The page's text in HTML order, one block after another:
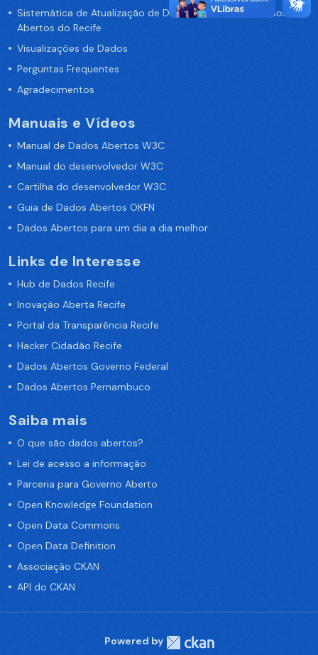
Sistemática de Atualização de Dados do Portal de Dados
Abertos do Recife
Visualizações de Dados
Perguntas Frequentes
Agradecimentos
Manuais e Vídeos
Manual de Dados Abertos W3C
Manual do desenvolvedor W3C
Cartilha do desenvolvedor W3C
Guia de Dados Abertos OKFN
Dados Abertos para um dia a dia melhor
Links de Interesse
Hub de Dados Recife
Inovação Aberta Recife
Portal da Transparência Recife
Hacker Cidadão Recife
Dados Abertos Governo Federal
Dados Abertos Pernambuco
Saiba mais
O que são dados abertos?
Lei de acesso a informação
Parceria para Governo Aberto
Open Knowledge Foundation
Open Data Commons
Open Data Definition
Associação CKAN
API do CKAN
Powered by